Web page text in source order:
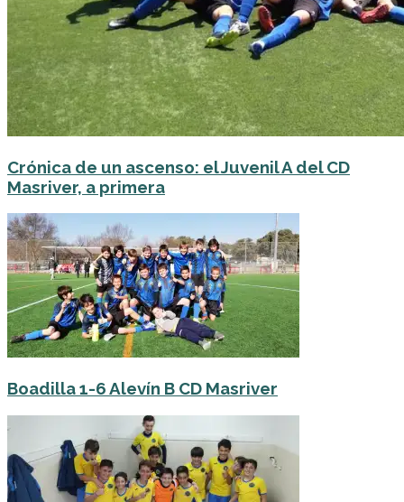
Crónica de un ascenso: el Juvenil A del CD
Masriver, a primera
Boadilla 1-6 Alevín B CD Masriver